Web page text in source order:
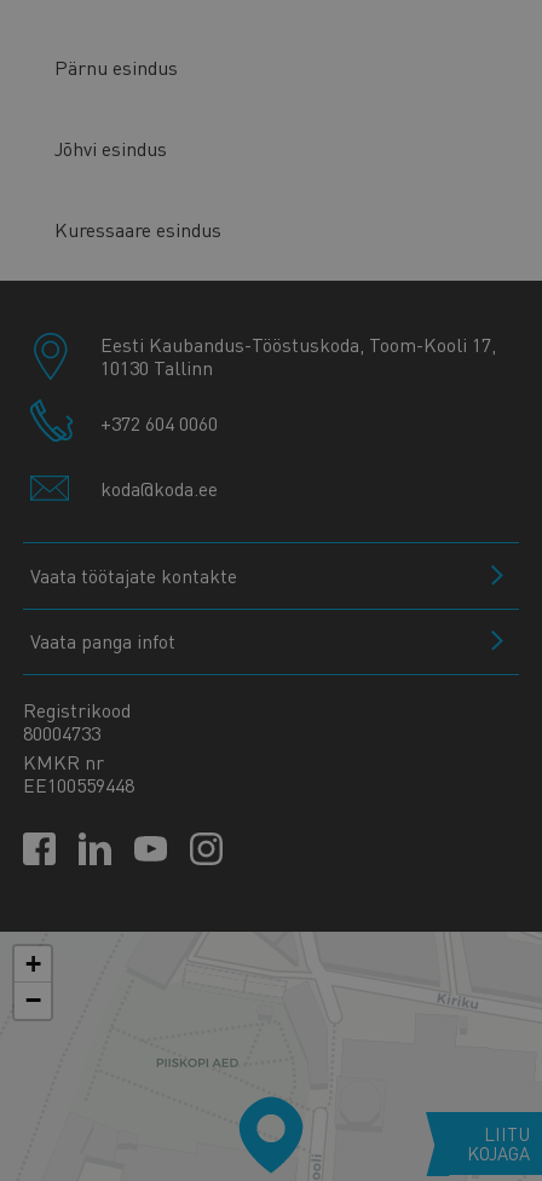
Pärnu esindus
Jõhvi esindus
Kuressaare esindus
Eesti Kaubandus-Tööstuskoda, Toom-Kooli 17,
10130 Tallinn
+372 604 0060
koda@koda.ee
Vaata töötajate kontakte
Vaata panga infot
Registrikood
80004733
KMKR nr
EE100559448
+
−
LIITU
KOJAGA